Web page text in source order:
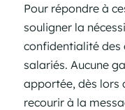
Pour répondre à
souligner la
confidentialité des
salariés. Aucune
apportée, dès lors
recourir à la